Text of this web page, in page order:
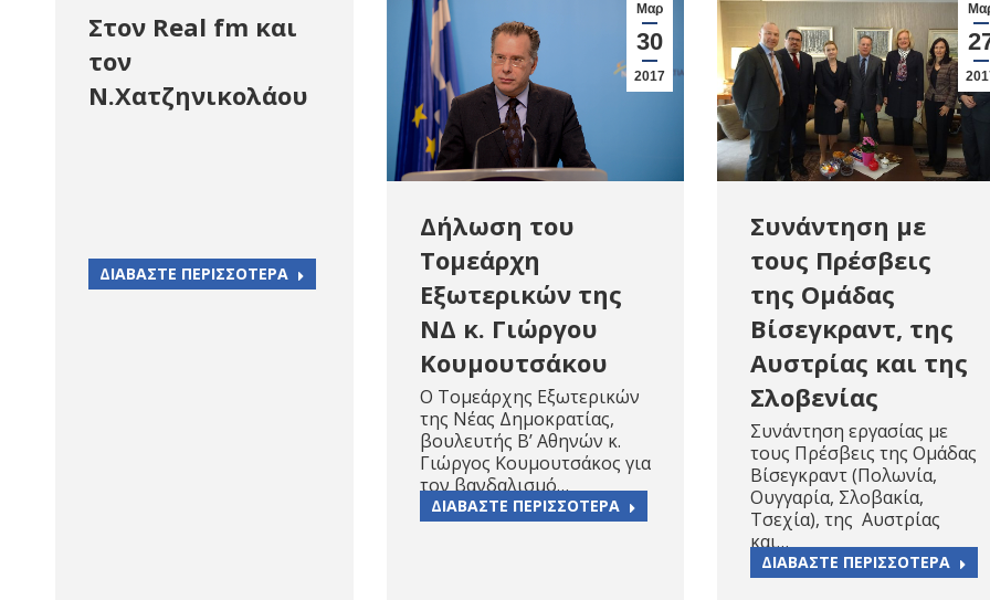
Στον Real fm και
τον
Ν.Χατζηνικολάου
ΔΙΑΒΑΣΤΕ ΠΕΡΙΣΣΟΤΕΡΑ
Μαρ
30
2017
Δήλωση του
Τομεάρχη
Εξωτερικών της
ΝΔ κ. Γιώργου
Κουμουτσάκου
Ο Τομεάρχης Εξωτερικών
της Νέας Δημοκρατίας,
βουλευτής Β’ Αθηνών κ.
Γιώργος Κουμουτσάκος για
τον βανδαλισμό…
ΔΙΑΒΑΣΤΕ ΠΕΡΙΣΣΟΤΕΡΑ
Συνάντηση με
τους Πρέσβεις
της Ομάδας
Βίσεγκραντ, της
Αυστρίας και της
Σλοβενίας
Συνάντηση εργασίας με
τους Πρέσβεις της Ομάδας
Βίσεγκραντ (Πολωνία,
Ουγγαρία, Σλοβακία,
Τσεχία), της Αυστρίας
και…
ΔΙΑΒΑΣΤΕ ΠΕΡΙΣΣΟΤΕΡΑ